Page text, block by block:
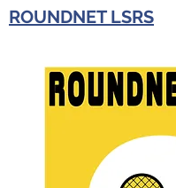
ROUNDNET LSRS